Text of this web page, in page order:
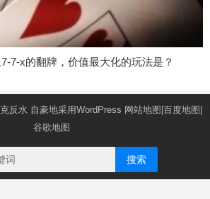
7-7-x的翻牌，价值最大化的玩法是？
反水 自豪地采用WordPress 网站地图 百度地图
谷歌地图
搜索